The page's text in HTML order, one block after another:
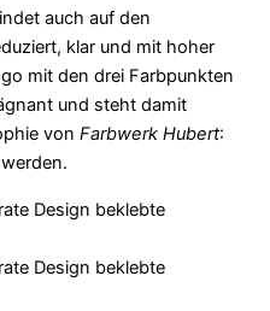
auch auf den
klar und mit hoher
mit den drei Farbpunkten
und steht damit
von Farbwerk Hubert: